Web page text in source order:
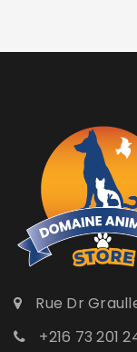
Rue Dr
+216 73 201